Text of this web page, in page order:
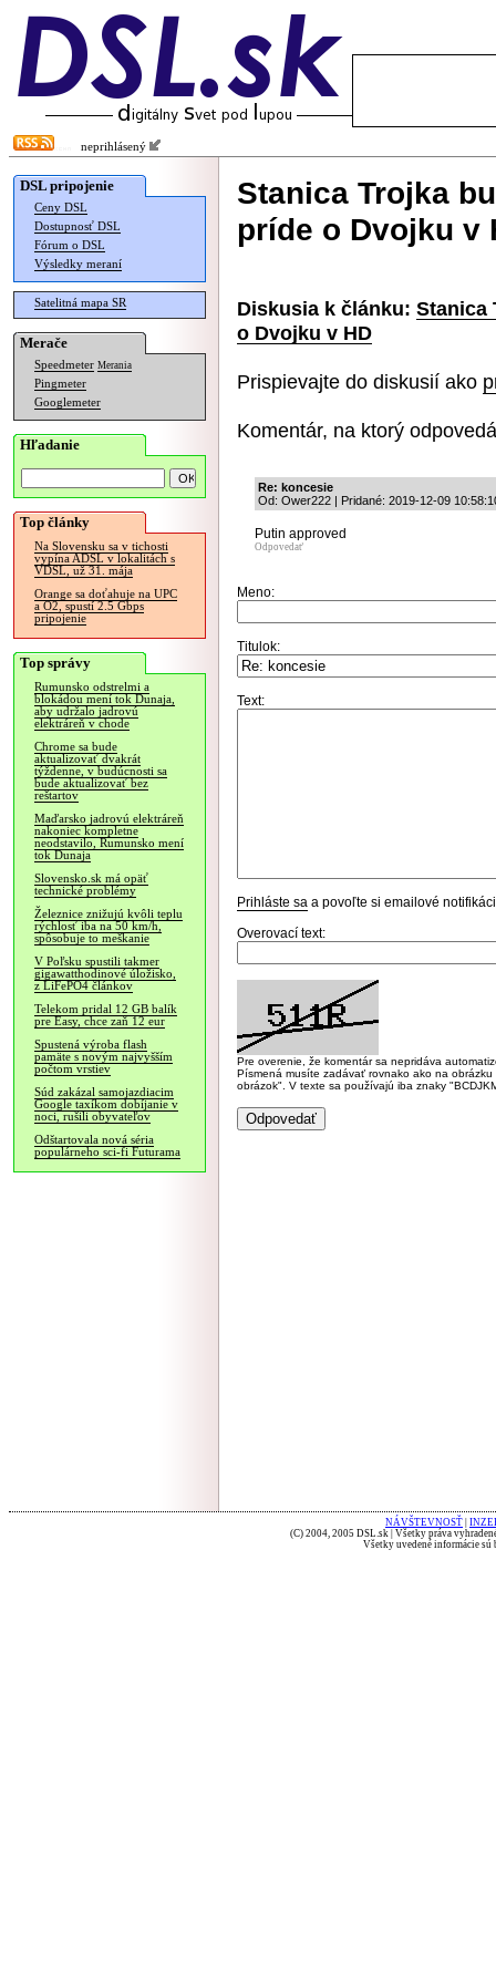
neprihlásený
DSL pripojenie
Ceny DSL
Dostupnosť DSL
Fórum o DSL
Výsledky meraní
Satelitná mapa SR
Merače
Speedmeter Merania
Pingmeter
Googlemeter
Hľadanie
Top články
Na Slovensku sa v tichosti
vypína ADSL v lokalitách s
VDSL, už 31. mája
Orange sa doťahuje na UPC
a O2, spustí 2.5 Gbps
pripojenie
Top správy
Rumunsko odstrelmi a
blokádou mení tok Dunaja,
aby udržalo jadrovú
elektráreň v chode
Chrome sa bude
aktualizovať dvakrát
týždenne, v budúcnosti sa
bude aktualizovať bez
reštartov
Maďarsko jadrovú elektráreň
nakoniec kompletne
neodstavilo, Rumunsko mení
tok Dunaja
Slovensko.sk má opäť
technické problémy
Železnice znižujú kvôli teplu
rýchlosť iba na 50 km/h,
spôsobuje to meškanie
V Poľsku spustili takmer
gigawatthodinové úložisko,
z LiFePO4 článkov
Telekom pridal 12 GB balík
pre Easy, chce zaň 12 eur
Spustená výroba flash
pamäte s novým najvyšším
počtom vrstiev
Súd zakázal samojazdiacim
Google taxíkom dobíjanie v
noci, rušili obyvateľov
Odštartovala nová séria
populárneho sci-fi Futurama
Stanica Trojka
príde o Dvojku v
Diskusia k článku: Stanica
o Dvojku v HD
Prispievajte do diskusií ako
Komentár, na ktorý
Re: koncesie
Od: Ower222 | Pridané: 2019-12-09
Putin approved
Odpovedať
Meno:
Titulok:
Text:
Prihláste sa a povoľte si emailové
Overovací text:
Pre overenie, že komentár sa nepridáva
Písmená musíte zadávať rovnako ako na
obrázok". V texte sa používajú iba znaky
NÁVŠTEVNOSŤ
(C) 2004, 2005 DSL.sk | Všetky práva
Všetky uvedené informácie sú